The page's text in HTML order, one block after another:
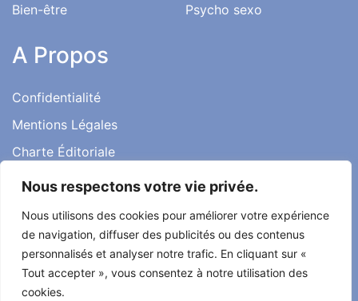
Nous respectons votre vie privée.
Nous utilisons des cookies pour améliorer votre expérience
de navigation, diffuser des publicités ou des contenus
personnalisés et analyser notre trafic. En cliquant sur «
Tout accepter », vous consentez à notre utilisation des
cookies.
Bien-être
Psycho sexo
A Propos
Confidentialité
Mentions Légales
Charte Éditoriale
Conditions d’utilisation
Témoignages